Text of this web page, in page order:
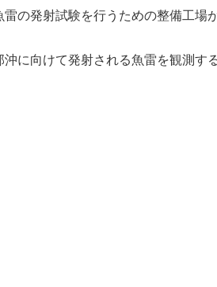
の発射試験を行うための整備工場
に向けて発射される魚雷を観測す